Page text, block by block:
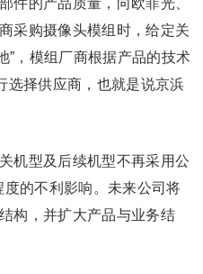
采购摄像头模组时，给定关
”，模组厂商根据产品的技术
选择供应商，也就是说京浜
机型及后续机型不再采用公
的不利影响。未来公司将
构，并扩大产品与业务结